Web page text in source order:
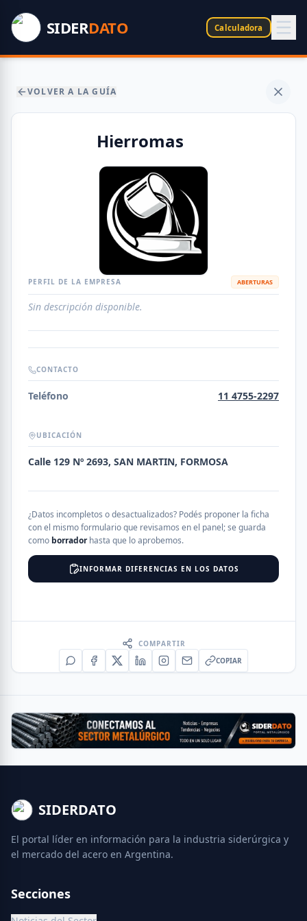
SIDERDATO Calculadora
VOLVER A LA GUÍA
Hierromas
PERFIL DE LA EMPRESA ABERTURAS
Sin descripción disponible.
CONTACTO
Teléfono 11 4755-2297
UBICACIÓN
Calle 129 Nº 2693, SAN MARTIN, FORMOSA
¿Datos incompletos o desactualizados? Podés proponer la ficha
con el mismo formulario que revisamos en el panel; se guarda
como borradorhasta que lo aprobemos.
INFORMAR DIFERENCIAS EN LOS DATOS
COMPARTIR
COPIAR
SIDERDATO
El portal líder en información para la industria siderúrgica y
el mercado del acero en Argentina.
Secciones